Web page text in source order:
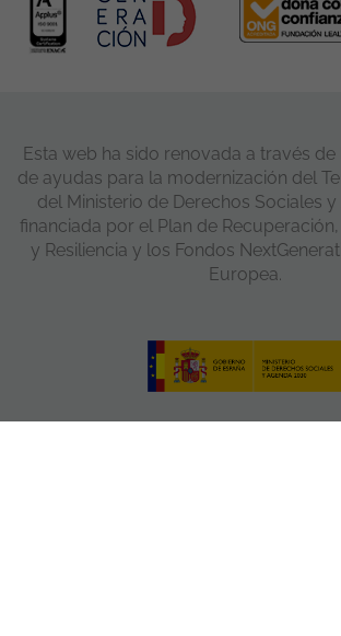
Esta web ha sido renovada a través
de ayudas para la modernización del
del Ministerio de Derechos Sociales
financiada por el Plan de
y Resiliencia y los Fondos
Europea.